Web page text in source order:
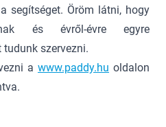
segítséget. Öröm látni, hogy
és évről-évre egyre
szervezni.
a www.paddy.hu oldalon